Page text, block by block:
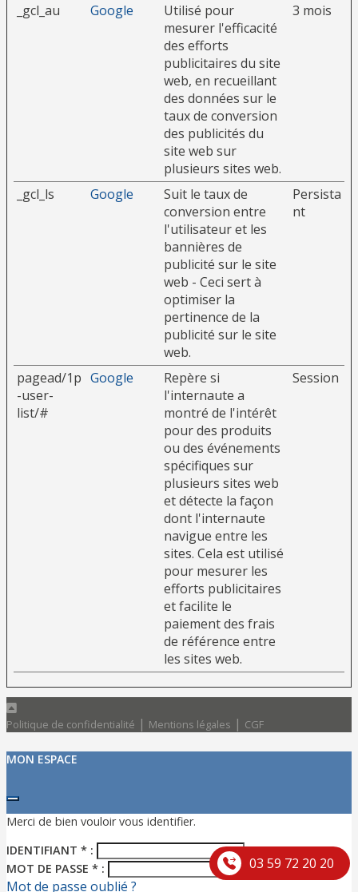
03 59 72 20 20
_gcl_au
Google
Utilisé pour
mesurer l'efficacité
des efforts
publicitaires du site
web, en recueillant
des données sur le
taux de conversion
des publicités du
site web sur
plusieurs sites web.
3 mois
_gcl_ls Google
Suit le taux de
conversion entre
l'utilisateur et les
bannières de
publicité sur le site
web - Ceci sert à
optimiser la
pertinence de la
publicité sur le site
web.
Persista
nt
pagead/1p
-user-
list/#
Google
Repère si
l'internaute a
montré de l'intérêt
pour des produits
ou des événements
spécifiques sur
plusieurs sites web
et détecte la façon
dont l'internaute
navigue entre les
sites. Cela est utilisé
pour mesurer les
efforts publicitaires
et facilite le
paiement des frais
de référence entre
les sites web.
Session
Politique de confidentialité | Mentions légales | CGF
MON ESPACE
Merci de bien vouloir vous identifier.
IDENTIFIANT * :
MOT DE PASSE * :
Mot de passe oublié ?